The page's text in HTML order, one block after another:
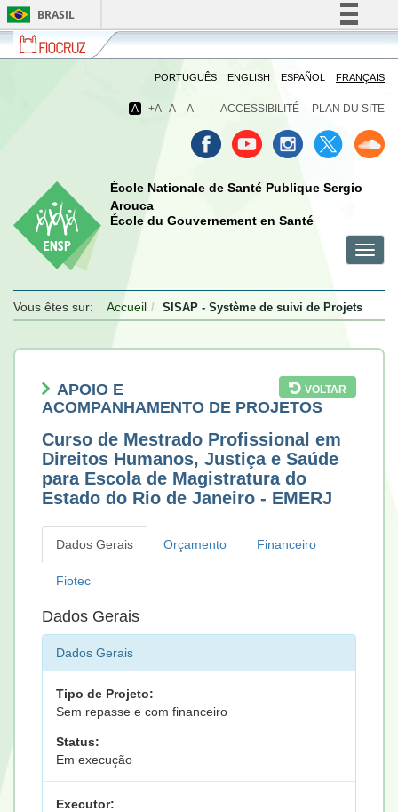
BRASIL
Simplifique!
Comunica BR
Legislação
Fiocruz
Fale
com
PORTUGUÊS ENGLISH ESPAÑOL FRANÇAIS
A +A A -A ACCESSIBILITÉ PLAN DU SITE
École Nationale de Santé Publique Sergio
Arouca
École du Gouvernement en Santé
menu
menu
menu
Vous êtes sur:
Accueil SISAP - Système de suivi de Projets
VOLTAR
APOIO E
ACOMPANHAMENTO DE PROJETOS
Curso de Mestrado Profissional em
Direitos Humanos, Justiça e Saúde
para Escola de Magistratura do
Estado do Rio de Janeiro - EMERJ
Dados Gerais Orçamento Financeiro
Fiotec
Dados Gerais
Dados Gerais
Tipo de Projeto:
Sem repasse e com financeiro
Status:
Em execução
Executor: